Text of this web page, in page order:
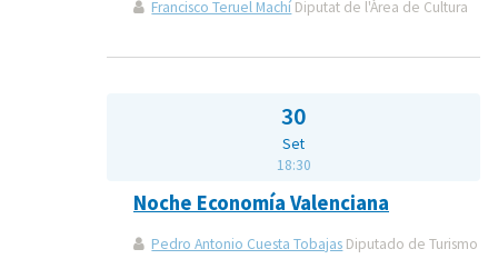
Francisco Teruel Machí Diputat de l'Àrea de Cultura
30
Set
18:30
Noche Economía Valenciana
Pedro Antonio Cuesta Tobajas Diputado de Turismo